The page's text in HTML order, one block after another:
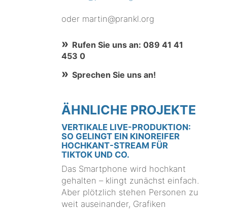
oder martin@prankl.org
Rufen Sie uns an: 089 41 41
453 0
Sprechen Sie uns an!
ÄHNLICHE PROJEKTE
VERTIKALE LIVE-PRODUKTION:
SO GELINGT EIN KINOREIFER
HOCHKANT-STREAM FÜR
TIKTOK UND CO.
Das Smartphone wird hochkant
gehalten – klingt zunächst einfach.
Aber plötzlich stehen Personen zu
weit auseinander, Grafiken